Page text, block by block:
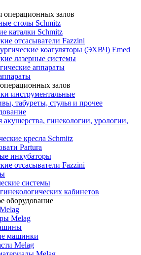
операционных залов
столы Schmitz
каталки Schmitz
отсасыватели Fazzini
коагуляторы (ЭХВЧ) Emed
лазерные системы
аппараты
залов
инструментальные
табуреты, стулья и прочее
акушерства, гинекологии, урологии,
кресла Schmitz
Partura
инкубаторы
отсасыватели Fazzini
системы
кабинетов
оборудование
Melag
машинки
Melag